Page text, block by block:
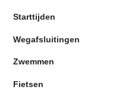
Starttijden
Wegafsluitingen
Zwemmen
Fietsen